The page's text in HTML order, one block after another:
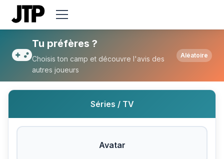
Tu préfères Avatar ou Titanic ?
Tu préfères ?
Choisis ton camp et découvre l'avis des
autres joueurs
Aléatoire
Séries / TV
Avatar